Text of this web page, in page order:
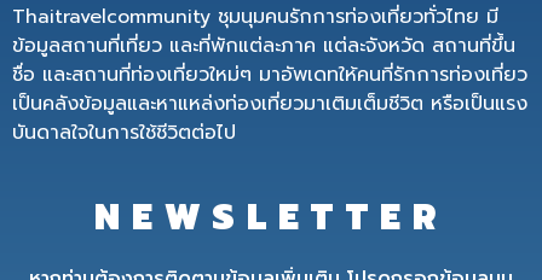
Thaitravelcommunity ชุมนุมคนรักการท่องเที่ยวทั่วไทย มี
ข้อมูลสถานที่เที่ยว และที่พักแต่ละภาค แต่ละจังหวัด สถานที่ขึ้น
ชื่อ และสถานที่ท่องเที่ยวใหม่ๆ มาอัพเดทให้คนที่รักการท่องเที่ยว
เป็นคลังข้อมูลและหาแหล่งท่องเที่ยวมาเติมเต็มชีวิต หรือเป็นแรง
บันดาลใจในการใช้ชีวิตต่อไป
NEWSLETTER